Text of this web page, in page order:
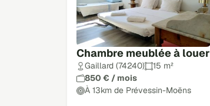
Chambre meublée à louer
Gaillard (74240)
15 m²
850 € / mois
À 13km de Prévessin-Moëns